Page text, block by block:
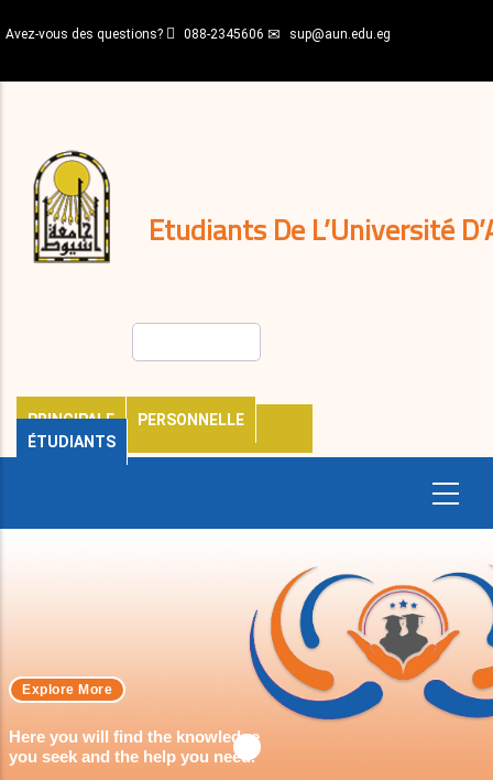
au
principal
Avez-vous des questions? 088-2345606 sup@aun.edu.eg
Etudiants De L’Université
PRINCIPALE
PERSONNELLE
ÉTUDIANTS
décisions
Expatriés
Journal
Here you will find the knowledge
you seek and the help you need.
Explore More